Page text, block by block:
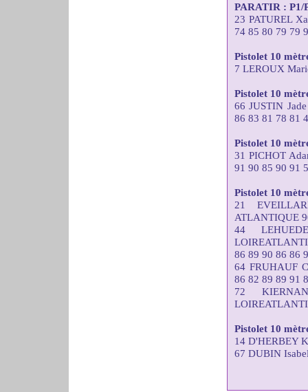
PARATIR : P1/
23 PATUREL
74 85 80 79 79
Pistolet 10
7 LEROUX
Pistolet 10
66 JUSTIN
86 83 81 78 81
Pistolet 10
31 PICHOT
91 90 85 90 91
Pistolet 10
21
ATLANTIQUE
44
86 89 90 86 86
64 FRUHAUF
86 82 89 89 91
72
Pistolet 10
14 D'HERBEY
67 DUBIN